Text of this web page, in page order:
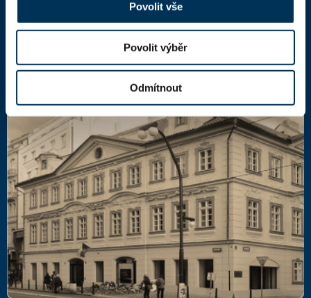
Povolit vše
Povolit výběr
Odmítnout